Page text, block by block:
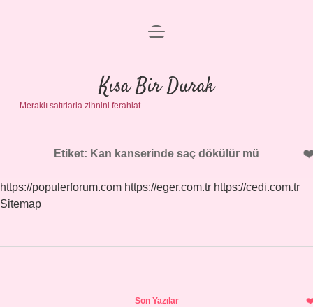
Anasayfa
Gizlilik Politikası
Yasal Uyarı
menüyü
Kısa Bir Durak
Meraklı satırlarla zihnini ferahlat.
Etiket: Kan kanserinde saç dökülür mü
https://populerforum.com https://eger.com.tr https://cedi.com.tr
Sitemap
Son Yazılar